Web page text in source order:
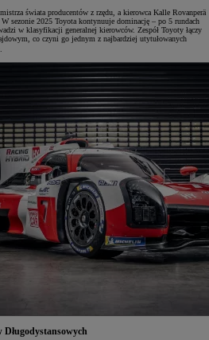
świata producentów z rzędu, a kierowca Kalle Rovanperä
sezonie 2025 Toyota kontynuuje dominację – po 5 rundach
w klasyfikacji generalnej kierowców. Zespół Toyoty łączy
co czyni go jednym z najbardziej utytułowanych
.